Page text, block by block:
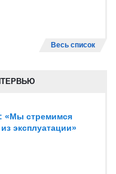
Весь список
«Мы стремимся
эксплуатации»